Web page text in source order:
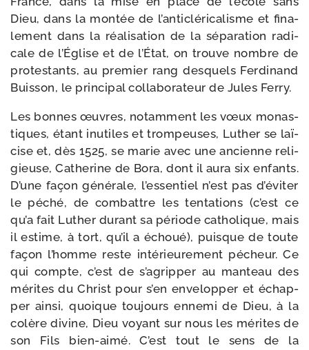
Dieu, dans la mon­tée de l’anticléricalisme et fina­
le­ment dans la réa­li­sa­tion de la sépa­ra­tion radi­
cale de l’Église et de l’État, on trouve nombre de
pro­tes­tants, au pre­mier rang des­quels Ferdinand
Buisson, le prin­ci­pal col­la­bo­ra­teur de Jules Ferry.
Les bonnes œuvres, notam­ment les vœux monas­
tiques, étant inutiles et trom­peuses, Luther se laï­
cise et, dès 1525, se marie avec une ancienne reli­
gieuse, Catherine de Bora, dont il aura six enfants.
D’une façon géné­rale, l’essentiel n’est pas d’éviter
le péché, de com­battre les ten­ta­tions (c’est ce
qu’a fait Luther durant sa période catho­lique, mais
il estime, à tort, qu’il a échoué), puisque de toute
façon l’homme reste inté­rieu­re­ment pécheur. Ce
qui compte, c’est de s’agripper au man­teau des
mérites du Christ pour s’en enve­lop­per et échap­
per ain­si, quoique tou­jours enne­mi de Dieu, à la
colère divine, Dieu voyant sur nous les mérites de
son Fils bien-​aimé. C’est tout le sens de la